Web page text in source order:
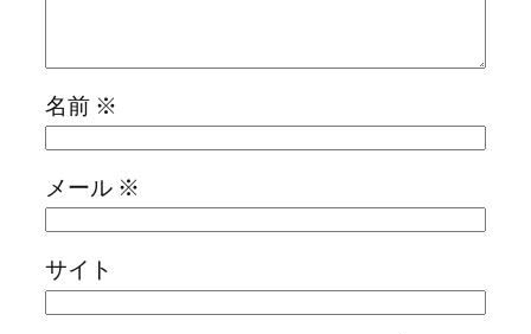
名前 ※
メール ※
サイト